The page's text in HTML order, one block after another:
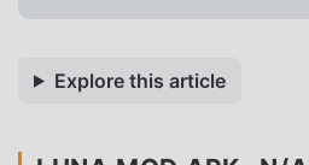
Explore this article